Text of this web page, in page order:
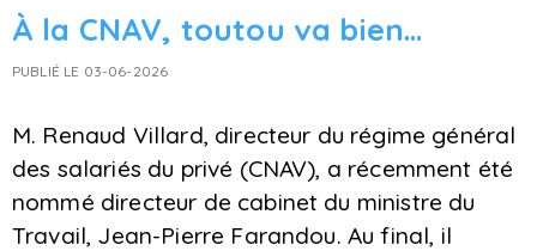
À la CNAV, toutou va bien…
PUBLIÉ LE 03-06-2026
M. Renaud Villard, directeur du régime général
des salariés du privé (CNAV), a récemment été
nommé directeur de cabinet du ministre du
Travail, Jean-Pierre Farandou. Au final, il